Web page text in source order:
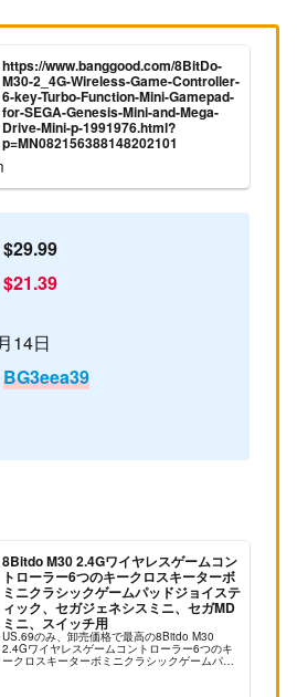
https://www.banggood.com/8BitDo-
M30-2_4G-Wireless-Game-Controller-
6-key-Turbo-Function-Mini-Gamepad-
for-SEGA-Genesis-Mini-and-Mega-
Drive-Mini-p-1991976.html?
p=MN082156388148202101
$29.99
$21.39
14日
BG3eea39
8Bitdo M30 2.4Gワイヤレスゲームコン
トローラー6つのキークロスキーターボ
ミニクラシックゲームパッドジョイステ
ィック、セガジェネシスミニ、セガMD
ミニ、スイッチ用
US.69のみ、卸売価格で最高の8Bitdo M30
2.4Gワイヤレスゲームコントローラー6つのキ
ークロスキーターボミニクラシックゲームパッ
ドジョイスティック、セガジェネシスミニ、セ